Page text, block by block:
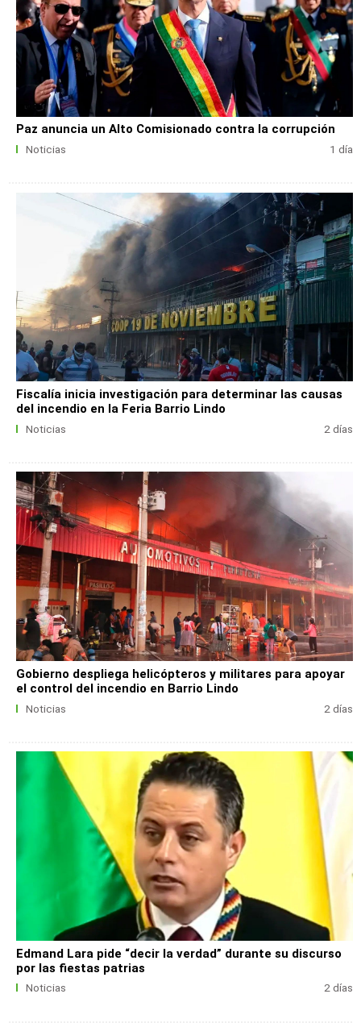
Paz anuncia un Alto Comisionado contra la corrupción
Noticias 1 día
Fiscalía inicia investigación para determinar las causas
del incendio en la Feria Barrio Lindo
Noticias 2 días
Gobierno despliega helicópteros y militares para apoyar
el control del incendio en Barrio Lindo
Noticias 2 días
Edmand Lara pide “decir la verdad” durante su discurso
por las fiestas patrias
Noticias 2 días